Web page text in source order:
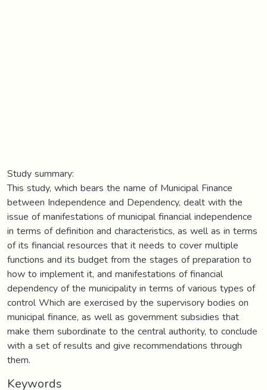
Study summary:
This study, which bears the name of Municipal Finance
between Independence and Dependency, dealt with the
issue of manifestations of municipal financial independence
in terms of definition and characteristics, as well as in terms
of its financial resources that it needs to cover multiple
functions and its budget from the stages of preparation to
how to implement it, and manifestations of financial
dependency of the municipality in terms of various types of
control Which are exercised by the supervisory bodies on
municipal finance, as well as government subsidies that
make them subordinate to the central authority, to conclude
with a set of results and give recommendations through
them.
Keywords